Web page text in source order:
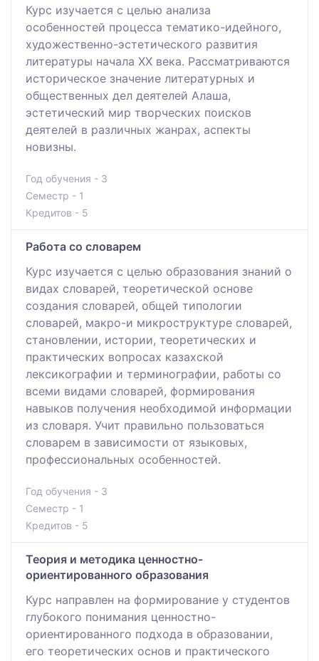
Курс изучается с целью анализа
особенностей процесса тематико-идейного,
художественно-эстетического развития
литературы начала XX века. Рассматриваются
историческое значение литературных и
общественных дел деятелей Алаша,
эстетический мир творческих поисков
деятелей в различных жанрах, аспекты
новизны.
Год обучения - 3
Семестр - 1
Кредитов - 5
Работа со словарем
Курс изучается с целью образования знаний о
видах словарей, теоретической основе
создания словарей, общей типологии
словарей, макро-и микроструктуре словарей,
становлении, истории, теоретических и
практических вопросах казахской
лексикографии и терминографии, работы со
всеми видами словарей, формирования
навыков получения необходимой информации
из словаря. Учит правильно пользоваться
словарем в зависимости от языковых,
профессиональных особенностей.
Год обучения - 3
Семестр - 1
Кредитов - 5
Теория и методика ценностно-
ориентированного образования
Курс направлен на формирование у студентов
глубокого понимания ценностно-
ориентированного подхода в образовании,
его теоретических основ и практического